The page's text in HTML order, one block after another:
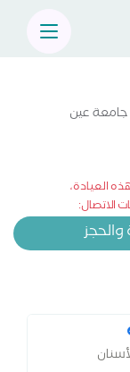
عين
العيادة،
الاتصال: